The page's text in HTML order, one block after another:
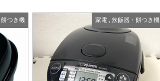
つき機 家電, 炊飯器・餅つき機